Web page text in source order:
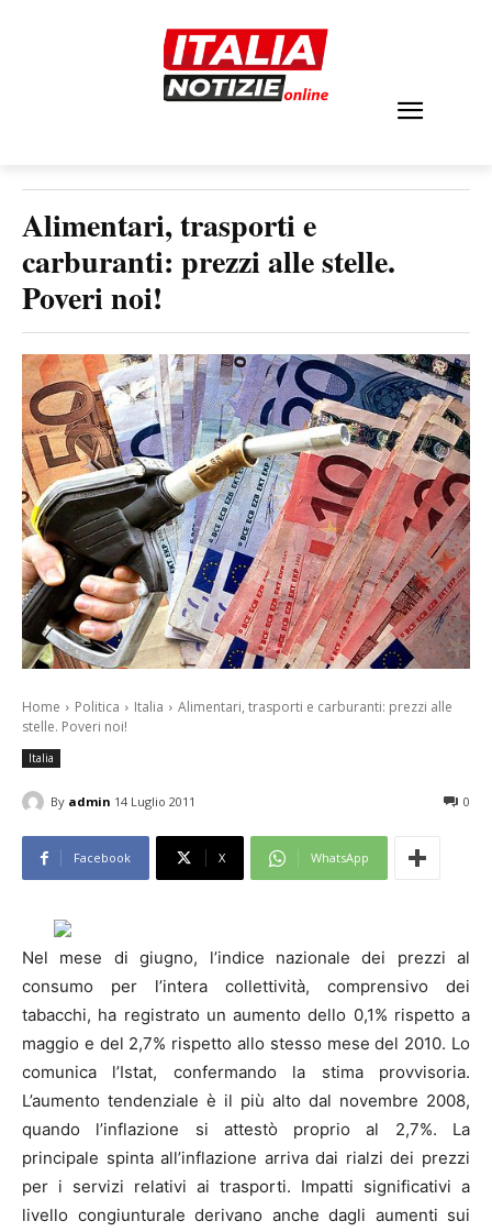
Alimentari, trasporti e
carburanti: prezzi alle stelle.
Poveri noi!
Home Politica Italia
Alimentari, trasporti e carburanti: prezzi alle
stelle. Poveri noi!
Italia
By admin 14 Luglio 2011 0
Facebook X WhatsApp
Nel mese di giugno, l’indice nazionale dei prezzi al
consumo per l’intera collettività, comprensivo dei
tabacchi, ha registrato un aumento dello 0,1% rispetto a
maggio e del 2,7% rispetto allo stesso mese del 2010. Lo
comunica l’Istat, confermando la stima provvisoria.
L’aumento tendenziale è il più alto dal novembre 2008,
quando l’inflazione si attestò proprio al 2,7%. La
principale spinta all’inflazione arriva dai rialzi dei prezzi
per i servizi relativi ai trasporti. Impatti significativi a
livello congiunturale derivano anche dagli aumenti sui